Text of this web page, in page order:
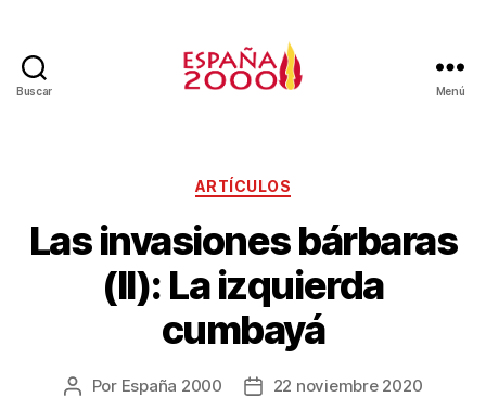
Buscar Menú
ARTÍCULOS
Las invasiones bárbaras
(II): La izquierda
cumbayá
Por España 2000 22 noviembre 2020